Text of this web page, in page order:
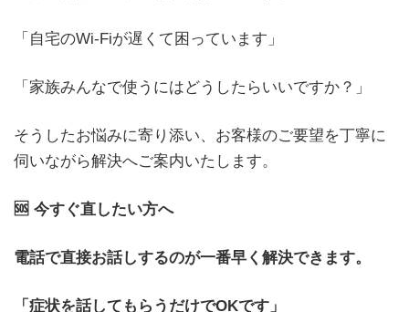
「自宅のWi-Fiが遅くて困っています」
「家族みんなで使うにはどうしたらいいですか？」
そうしたお悩みに寄り添い、お客様のご要望を丁寧に
伺いながら解決へご案内いたします。
🆘 今すぐ直したい方へ
電話で直接お話しするのが一番早く解決できます。
「症状を話してもらうだけでOKです」